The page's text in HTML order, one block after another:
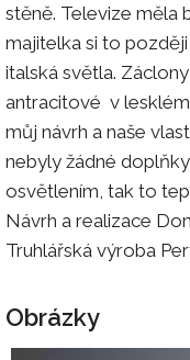
stěně. Televize měla
majitelka si to
italská světla.
antracitové v
můj návrh a naše
nebyly žádné
osvětlením, tak to
Návrh a realizace
Truhlářská výroba
Obrázky